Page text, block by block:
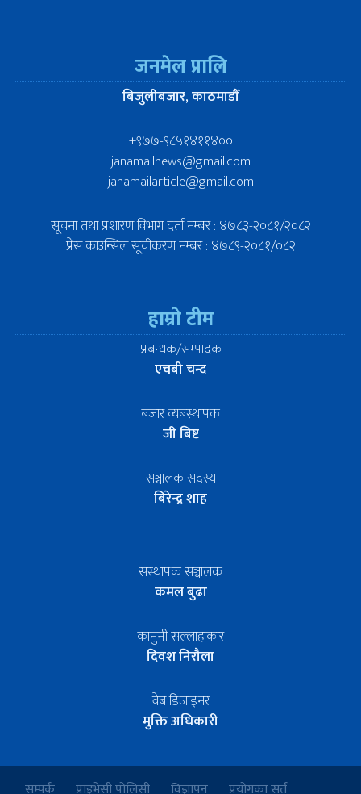
जनमेल प्रालि
बिजुलीबजार, काठमाडौँ
+९७७-९८५१४११४००
janamailnews@gmail.com
janamailarticle@gmail.com
सूचना तथा प्रशारण विभाग दर्ता नम्बर : ४७८३-२०८१/२०८२
प्रेस काउन्सिल सूचीकरण नम्बर : ४७८९-२०८१/०८२
हाम्रो टीम
प्रबन्धक/सम्पादक
एचबी चन्द
बजार व्यबस्थापक
जी बिष्ट
सञ्चालक सदस्य
बिरेन्द्र शाह
सस्थापक सञ्चालक
कमल बुढा
कानुनी सल्लाहाकार
दिवश निरौला
वेब डिजाइनर
मुक्ति अधिकारी
सम्पर्क प्राइभेसी पोलिसी विज्ञापन प्रयोगका सर्त